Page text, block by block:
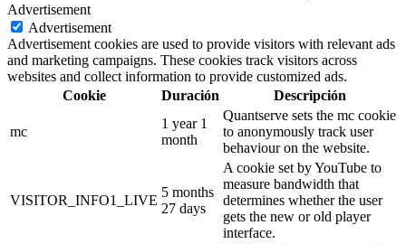
Advertisement
Advertisement
Advertisement cookies are used to provide visitors with relevant ads
and marketing campaigns. These cookies track visitors across
websites and collect information to provide customized ads.
Cookie
Duración Descripción
mc
1 year 1
month
Quantserve sets the mc cookie
to anonymously track user
behaviour on the website.
VISITOR_INFO1_LIVE
5 months
27 days
A cookie set by YouTube to
measure bandwidth that
determines whether the user
gets the new or old player
interface.